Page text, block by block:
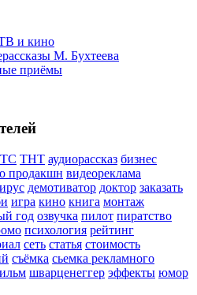
и кино
М. Бухтеева
приёмы
ТНТ аудиорассказ бизнес
продакшн видеореклама
демотиватор доктор заказать
игра кино книга монтаж
год озвучка пилот пиратство
психология рейтинг
сеть статья стоимость
съёмка сьемка рекламного
шварценеггер эффекты юмор